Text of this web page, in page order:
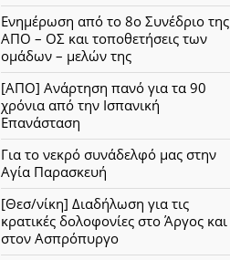
Ενημέρωση από το 8ο Συνέδριο της
ΑΠΟ – ΟΣ και τοποθετήσεις των
ομάδων – μελών της
[ΑΠΟ] Ανάρτηση πανό για τα 90
χρόνια από την Ισπανική
Επανάσταση
Για το νεκρό συνάδελφό μας στην
Αγία Παρασκευή
[Θεσ/νίκη] Διαδήλωση για τις
κρατικές δολοφονίες στο Άργος και
στον Ασπρόπυργο